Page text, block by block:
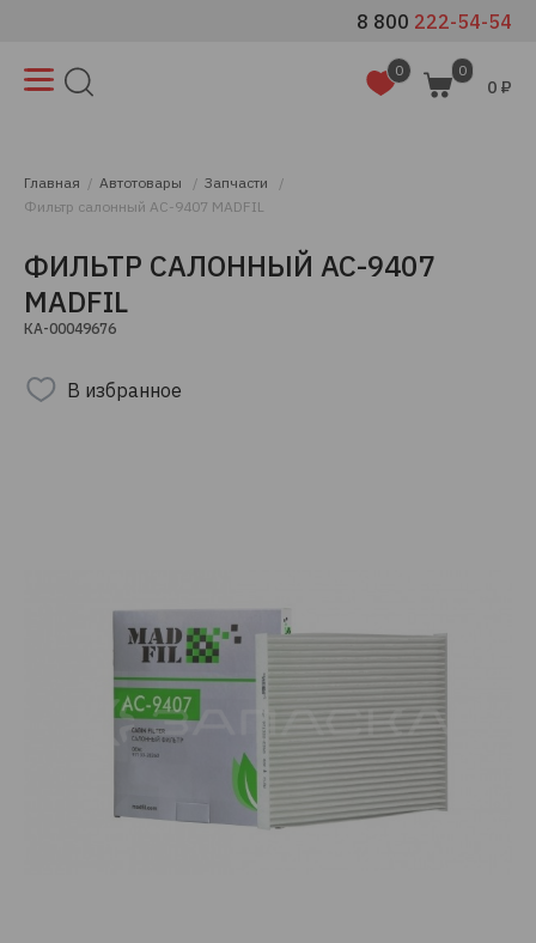
8 800 222-54-54
0 0
0 ₽
Главная Автотовары
Запчасти
Фильтр салонный AC-9407 MADFIL
ФИЛЬТР САЛОННЫЙ AC-9407
MADFIL
КА-00049676
В избранное